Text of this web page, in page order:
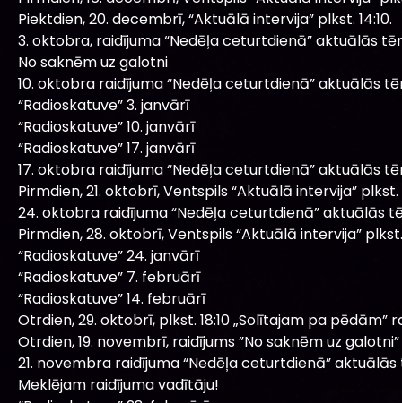
Piektdien, 20. decembrī, “Aktuālā intervija” plkst. 14:10.
3. oktobra, raidījuma “Nedēļa ceturtdienā” aktuālās
No saknēm uz galotni
10. oktobra raidījuma “Nedēļa ceturtdienā” aktuālās
“Radioskatuve” 3. janvārī
“Radioskatuve” 10. janvārī
“Radioskatuve” 17. janvārī
17. oktobra raidījuma “Nedēļa ceturtdienā” aktuālās
Pirmdien, 21. oktobrī, Ventspils “Aktuālā intervija” plkst.
24. oktobra raidījuma “Nedēļa ceturtdienā” aktuālās
Pirmdien, 28. oktobrī, Ventspils “Aktuālā intervija” plkst.
“Radioskatuve” 24. janvārī
“Radioskatuve” 7. februārī
“Radioskatuve” 14. februārī
Otrdien, 29. oktobrī, plkst. 18:10 „Solītajam pa pēdām”
Otrdien, 19. novembrī, raidījums ”No saknēm uz galotni”
21. novembra raidījuma “Nedēļa ceturtdienā” aktuālās
Meklējam raidījuma vadītāju!